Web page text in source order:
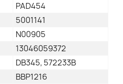
PAD454
5001141
N00905
13046059372
DB345, 572233B
BBP1216